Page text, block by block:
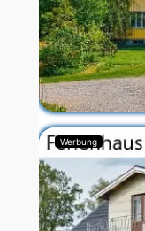
Werbung